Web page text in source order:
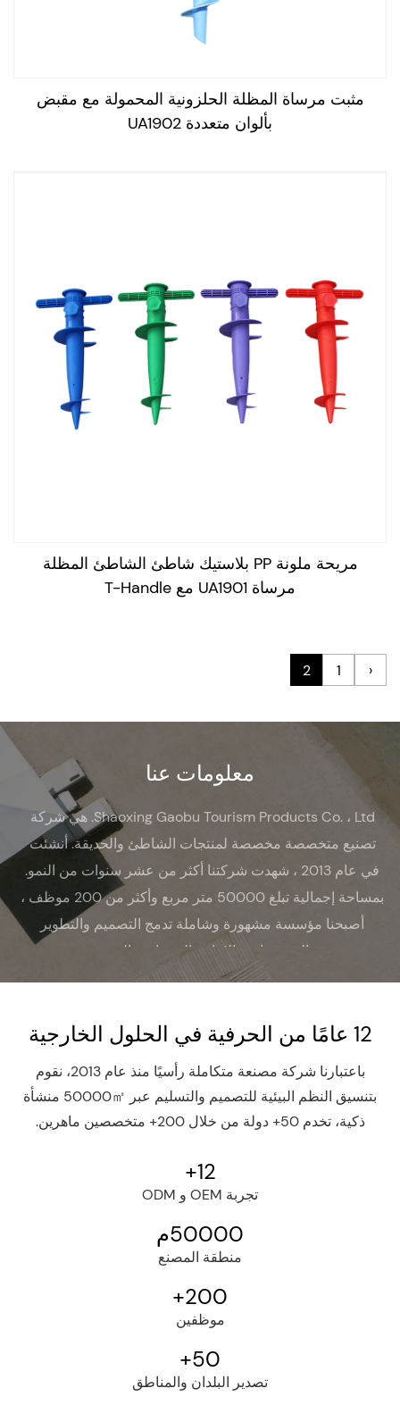
مثبت مرساة المظلة الحلزونية المحمولة مع مقبض
بألوان متعددة UA1902
مريحة ملونة PP بلاستيك شاطئ الشاطئ المظلة
مرساة UA1901 مع T-Handle
‹
1
2
معلومات عنا
Shaoxing Gaobu Tourism Products Co. ، Ltd. هي شركة
تصنيع متخصصة مخصصة لمنتجات الشاطئ والحديقة. أنشئت
في عام 2013 ، شهدت شركتنا أكثر من عشر سنوات من النمو.
بمساحة إجمالية تبلغ 50000 متر مربع وأكثر من 200 موظف ،
أصبحنا مؤسسة مشهورة وشاملة تدمج التصميم والتطوير
والمشتريات والإنتاج والمبيعات والخدمة.
12 عامًا من الحرفية في الحلول الخارجية
باعتبارنا شركة مصنعة متكاملة رأسيًا منذ عام 2013، نقوم
بتنسيق النظم البيئية للتصميم والتسليم عبر 50000㎡ منشأة
ذكية، تخدم 50+ دولة من خلال 200+ متخصصين ماهرين.
12
+
تجربة OEM و ODM
50000م
منطقة المصنع
200
+
موظفين
50
+
تصدير البلدان والمناطق